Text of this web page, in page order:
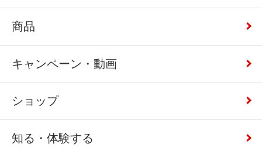
商品
キャンペーン・動画
ショップ
知る・体験する